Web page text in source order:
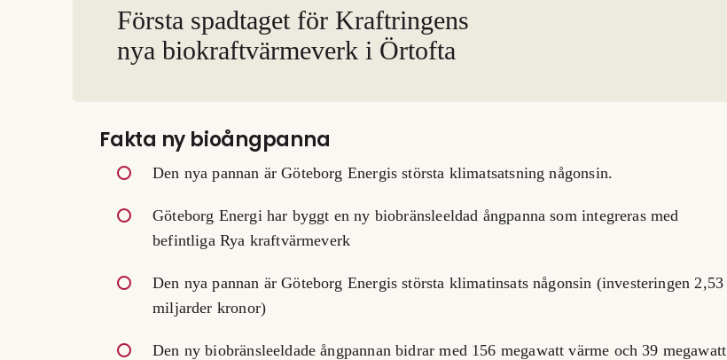
Första spadtaget för Kraftringens
nya biokraftvärmeverk i Örtofta
Fakta ny bioångpanna
Den nya pannan är Göteborg Energis största klimatsatsning någonsin.
Göteborg Energi har byggt en ny biobränsleeldad ångpanna som integreras med
befintliga Rya kraftvärmeverk
Den nya pannan är Göteborg Energis största klimatinsats någonsin (investeringen 2,53
miljarder kronor)
Den ny biobränsleeldade ångpannan bidrar med 156 megawatt värme och 39 megawatt